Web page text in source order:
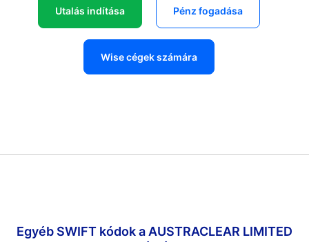
Utalás indítása Pénz fogadása
Wise cégek számára
Egyéb SWIFT kódok a AUSTRACLEAR LIMITED